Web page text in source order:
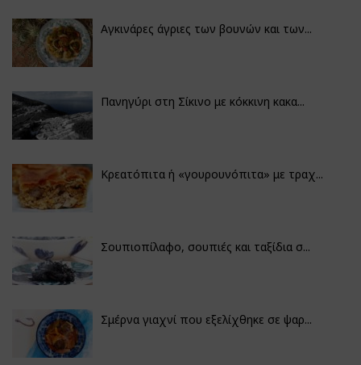
Αγκινάρες άγριες των βουνών και των...
Πανηγύρι στη Σίκινο με κόκκινη κακα...
Κρεατόπιτα ή «γουρουνόπιτα» με τραχ...
Σουπιοπίλαφο, σουπιές και ταξίδια σ...
Σμέρνα γιαχνί που εξελίχθηκε σε ψαρ...